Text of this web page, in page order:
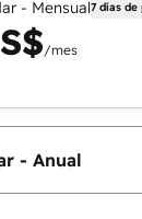
- Mensual7 días
/mes
- Anual